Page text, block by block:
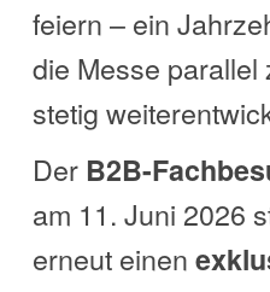
feiern – ein
die Messe parallel
stetig
Der B2B-
am 11. Juni 2026
erneut einen